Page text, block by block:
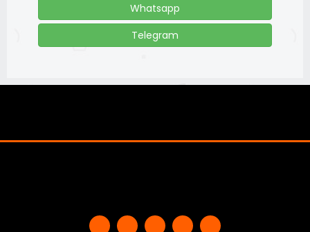
Whatsapp
Telegram